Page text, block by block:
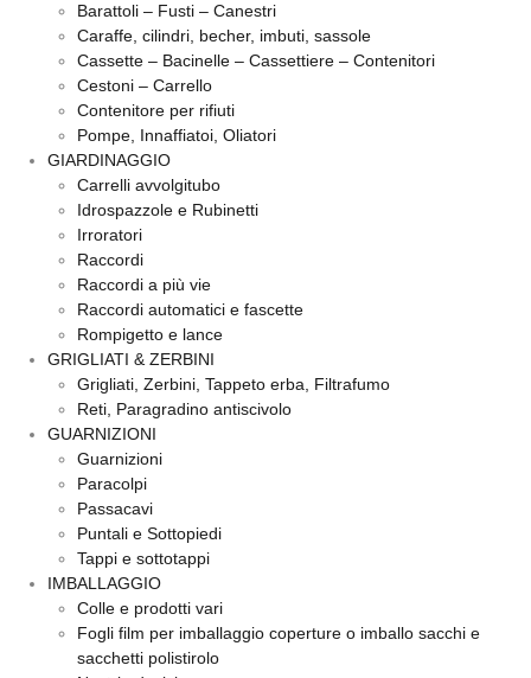
Barattoli – Fusti – Canestri
Caraffe, cilindri, becher, imbuti, sassole
Cassette – Bacinelle – Cassettiere – Contenitori
Cestoni – Carrello
Contenitore per rifiuti
Pompe, Innaffiatoi, Oliatori
GIARDINAGGIO
Carrelli avvolgitubo
Idrospazzole e Rubinetti
Irroratori
Raccordi
Raccordi a più vie
Raccordi automatici e fascette
Rompigetto e lance
GRIGLIATI & ZERBINI
Grigliati, Zerbini, Tappeto erba, Filtrafumo
Reti, Paragradino antiscivolo
GUARNIZIONI
Guarnizioni
Paracolpi
Passacavi
Puntali e Sottopiedi
Tappi e sottotappi
IMBALLAGGIO
Colle e prodotti vari
Fogli film per imballaggio coperture o imballo sacchi e
sacchetti polistirolo